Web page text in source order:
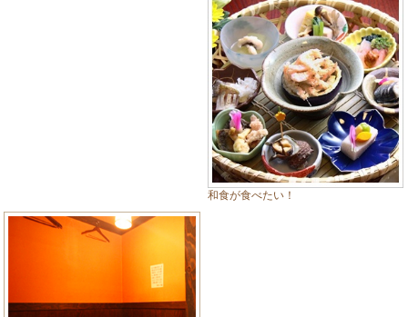
和食が食べたい！